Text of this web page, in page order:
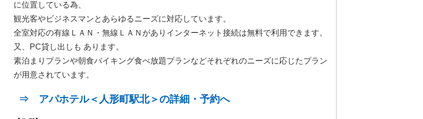
に位置している為、
観光客やビジネスマンとあらゆるニーズに対応しています。
全室対応の有線ＬＡＮ・無線ＬＡＮがありインターネット接続は無料で利用できます。
又、PC貸し出しも あります。
素泊まりプランや朝食バイキング食べ放題プランなどそれぞれのニーズに応じたプラン
が用意されています。
⇒ アパホテル＜人形町駅北＞の詳細・予約へ